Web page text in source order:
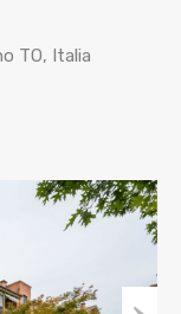
TO, Italia